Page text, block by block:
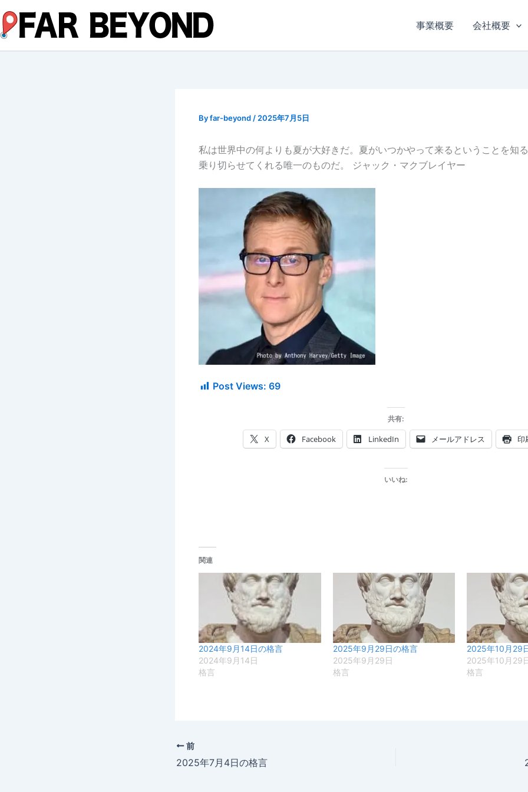
容
を
ス
事業概要 会社概要
Byfar-beyond / 2025年7月5日
私は世界中の何よりも夏が大好きだ。夏がいつかやって来るということを知
乗り切らせてくれる唯一のものだ。 ジャック・マクブレイヤー
Post Views: 69
共有:
X Facebook LinkedIn メールアドレス 印
いいね:
関連
2024年9月14日の格言
2024年9月14日
格言
2025年9月29日の格言
2025年9月29日
格言
2025年10月29
2025年10月29
格言
前
2025年7月4日の格言